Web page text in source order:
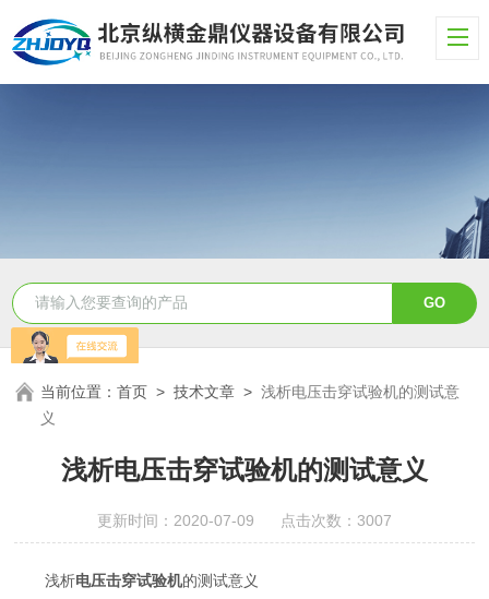
当前位置：首页 >技术文章 >浅析电压击穿试验机的测试意
义
浅析电压击穿试验机的测试意义
更新时间：2020-07-09 点击次数：3007
浅析电压击穿试验机的测试意义